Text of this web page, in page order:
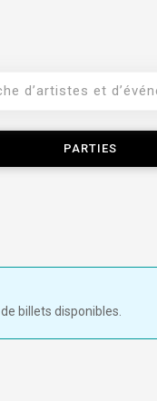
PARTIES
billets disponibles.